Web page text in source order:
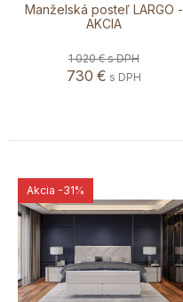
Manželská posteľ LARGO -
AKCIA
1 020 €s DPH
730 € s DPH
Akcia -31%